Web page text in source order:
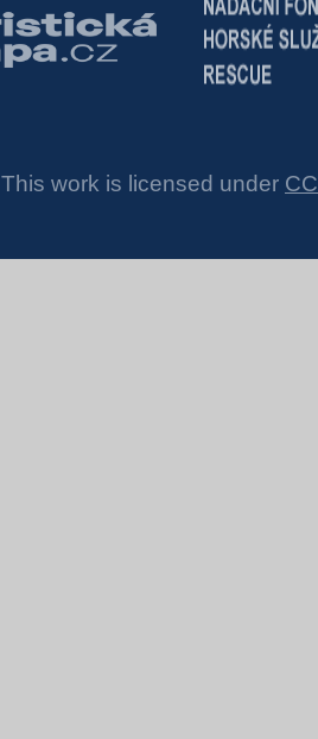
This work is licensed under